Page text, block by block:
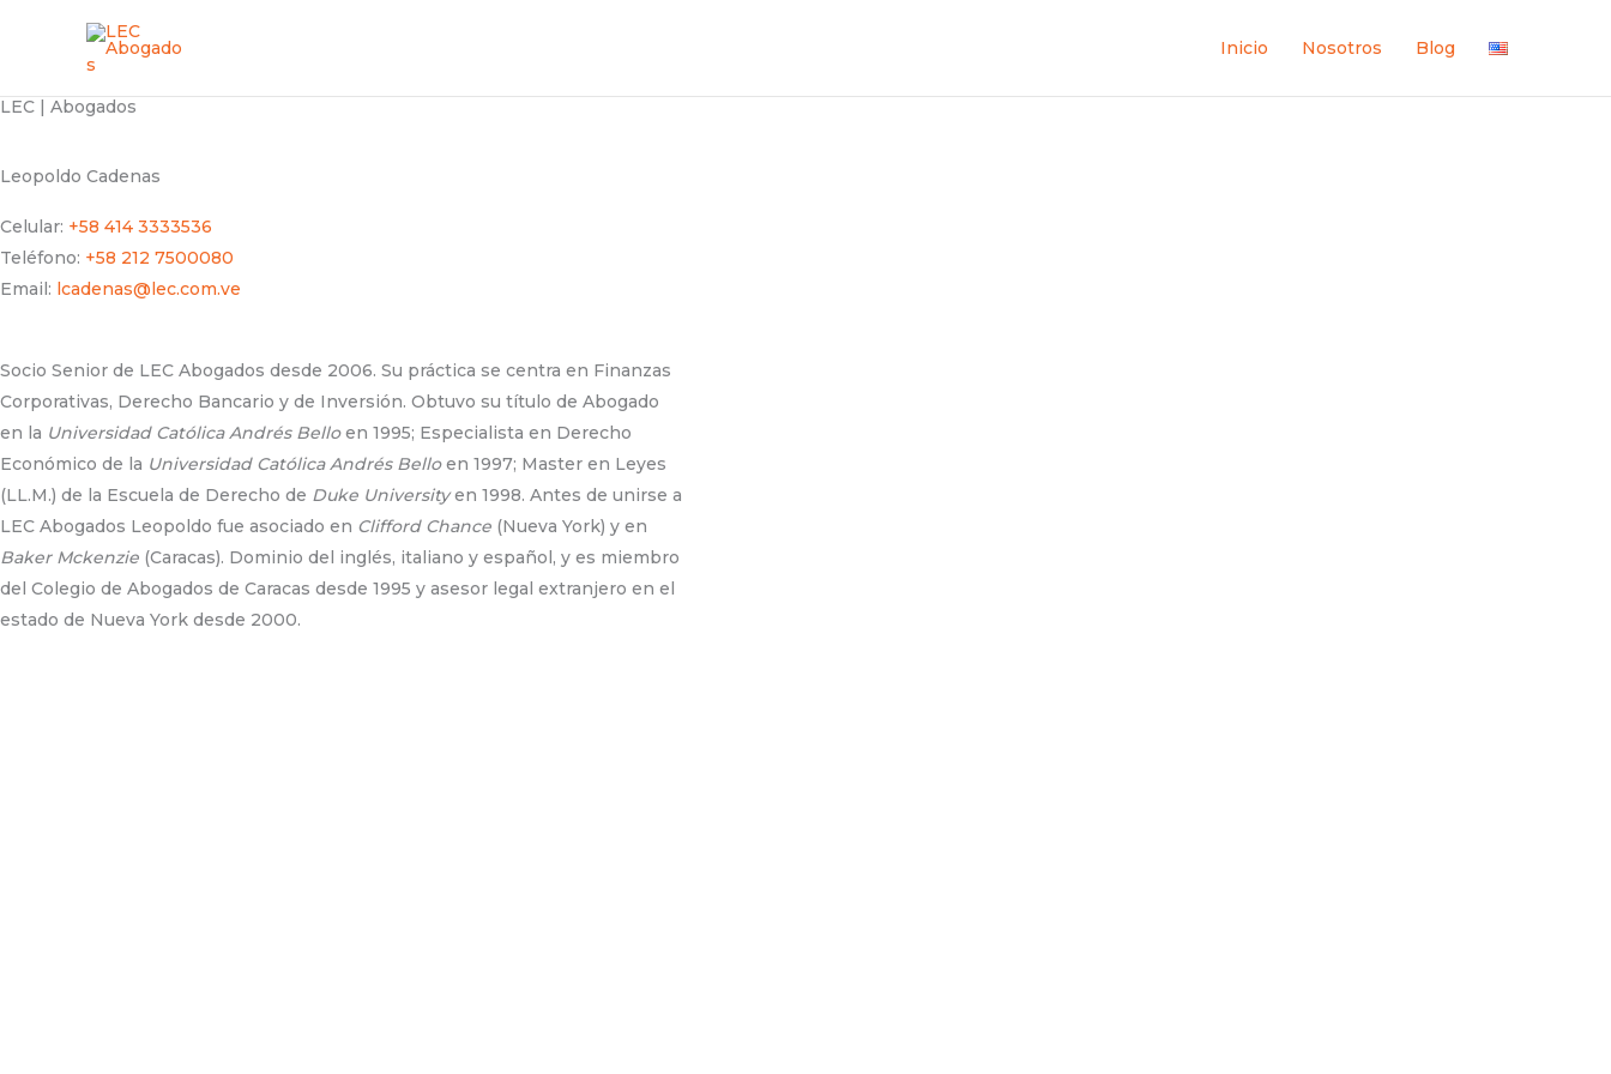
contenido
Inicio Nosotros Blog
LEC | Abogados
Leopoldo Cadenas
Celular: +58 414 3333536
Teléfono: +58 212 7500080
Email: lcadenas@lec.com.ve
Socio Senior de LEC Abogados desde 2006. Su práctica se centra en Finanzas
Corporativas, Derecho Bancario y de Inversión. Obtuvo su título de Abogado
en la Universidad Católica Andrés Belloen 1995; Especialista en Derecho
Económico de la Universidad Católica Andrés Belloen 1997; Master en Leyes
(LL.M.) de la Escuela de Derecho de Duke Universityen 1998. Antes de unirse a
LEC Abogados Leopoldo fue asociado en Clifford Chance (Nueva York) y en
Baker Mckenzie (Caracas). Dominio del inglés, italiano y español, y es miembro
del Colegio de Abogados de Caracas desde 1995 y asesor legal extranjero en el
estado de Nueva York desde 2000.